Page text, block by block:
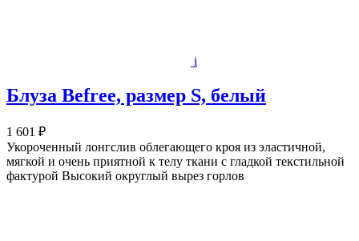
i
Блуза Befree, размер S, белый
1 601 ₽
Укороченный лонгслив облегающего кроя из эластичной,
мягкой и очень приятной к телу ткани с гладкой текстильной
фактурой Высокий округлый вырез горлов